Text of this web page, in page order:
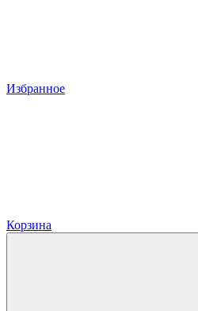
Избранное
Корзина